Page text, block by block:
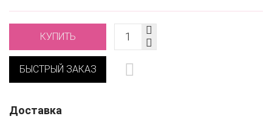
КУПИТЬ
БЫСТРЫЙ ЗАКАЗ
Доставка